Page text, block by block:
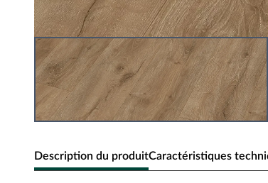
Description du produitCaractéristiques